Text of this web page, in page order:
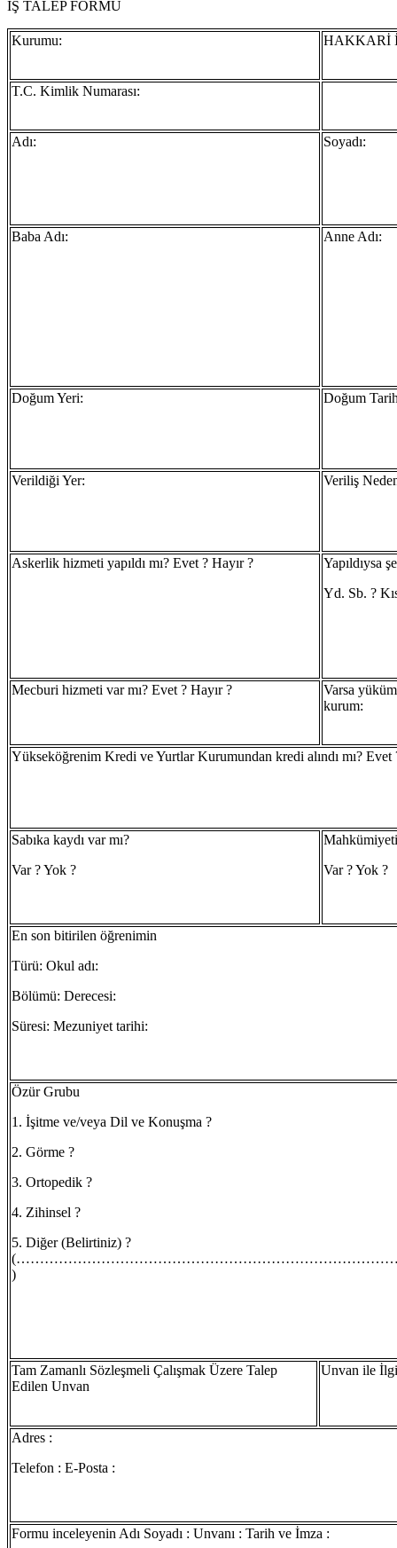
İŞ TALEP FORMU
Kurumu: HAKKARİ
T.C. Kimlik Numarası:
Adı: Soyadı:
Baba Adı: Anne Adı:
Doğum Yeri: Doğum
Verildiği Yer: Veriliş
Askerlik hizmeti yapıldı mı? Evet ? Hayır ?
Yapıldıysa
Yd. Sb. ?
Mecburi hizmeti var mı? Evet ? Hayır ?
Varsa
kurum:
Yükseköğrenim Kredi ve Yurtlar Kurumundan kredi alındı mı? Evet
Sabıka kaydı var mı?
Var ? Yok ?
Var ? Yok ?
En son bitirilen öğrenimin
Türü: Okul adı:
Bölümü: Derecesi:
Süresi: Mezuniyet tarihi:
Özür Grubu
1. İşitme ve/veya Dil ve Konuşma ?
2. Görme ?
3. Ortopedik ?
4. Zihinsel ?
5. Diğer (Belirtiniz) ?
)
Tam Zamanlı Sözleşmeli Çalışmak Üzere Talep
Edilen Unvan
Unvan ile
Adres :
Telefon : E-Posta :
Formu inceleyenin Adı Soyadı : Unvanı : Tarih ve İmza :